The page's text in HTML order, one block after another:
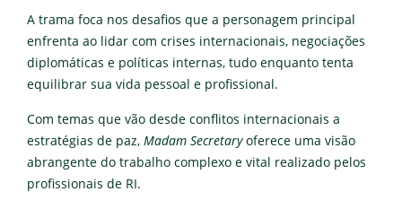
A trama foca nos desafios que a personagem principal
enfrenta ao lidar com crises internacionais, negociações
diplomáticas e políticas internas, tudo enquanto tenta
equilibrar sua vida pessoal e profissional.
Com temas que vão desde conflitos internacionais a
estratégias de paz, Madam Secretaryoferece uma visão
abrangente do trabalho complexo e vital realizado pelos
profissionais de RI.